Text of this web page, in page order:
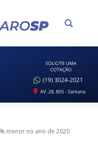
menor no ano de 2020